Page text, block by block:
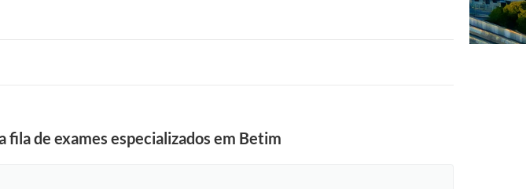
de exames especializados em Betim